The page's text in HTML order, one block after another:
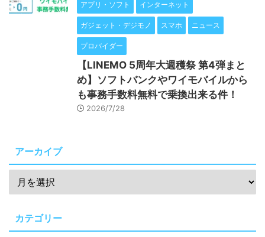
アプリ・ソフト インターネット
ガジェット・デジモノ スマホ ニュース
プロバイダー
【LINEMO 5周年大週穫祭 第4弾まと
め】ソフトバンクやワイモバイルから
も事務手数料無料で乗換出来る件！
2026/7/28
アーカイブ
カテゴリー